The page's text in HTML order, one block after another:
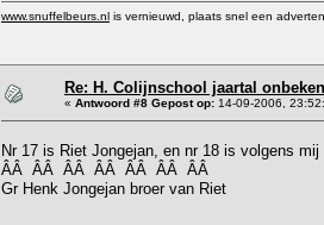
www.snuffelbeurs.nl is vernieuwd, plaats snel een
Re: H. Colijnschool jaartal
« Antwoord #8 Gepost op: 14-09-2006,
Nr 17 is Riet Jongejan, en nr 18 is volgens mij
ÂÂ ÂÂ ÂÂ ÂÂ ÂÂ ÂÂ ÂÂ
Gr Henk Jongejan broer van Riet